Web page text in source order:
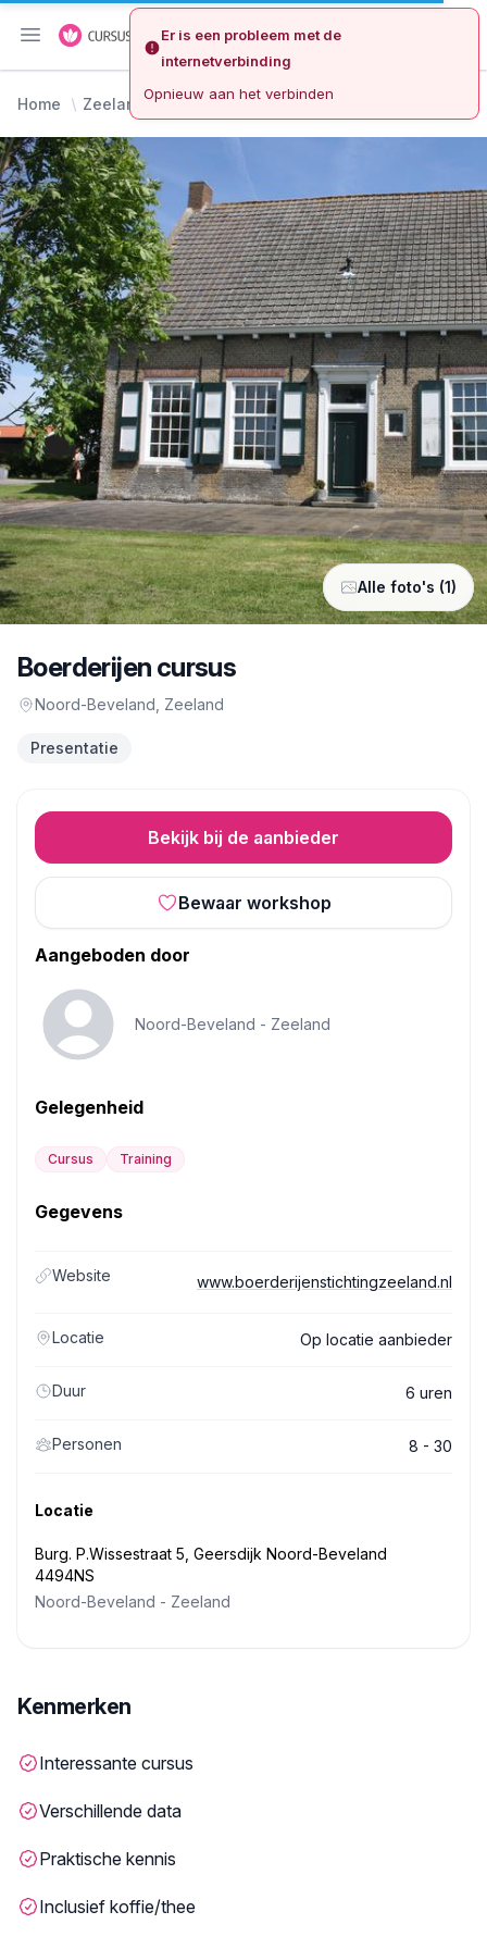
Menu openen
Er is een probleem met de
internetverbinding
Opnieuw aan het verbinden
Home Zeeland Noord-Beveland Boerderijen cursus
Alle foto's (1)
Boerderijen cursus
Noord-Beveland , Zeeland
Presentatie
Bekijk bij de aanbieder
Bewaar workshop
Aangeboden door
Noord-Beveland - Zeeland
Gelegenheid
Cursus Training
Gegevens
Website www.boerderijenstichtingzeeland.nl
Locatie Op locatie aanbieder
Duur 6 uren
Personen 8 - 30
Locatie
Burg. P.Wissestraat 5, Geersdijk Noord-Beveland
4494NS
Noord-Beveland - Zeeland
Kenmerken
Interessante cursus
Verschillende data
Praktische kennis
Inclusief koffie/thee